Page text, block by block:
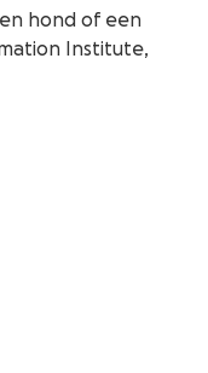
hond of een
Institute,